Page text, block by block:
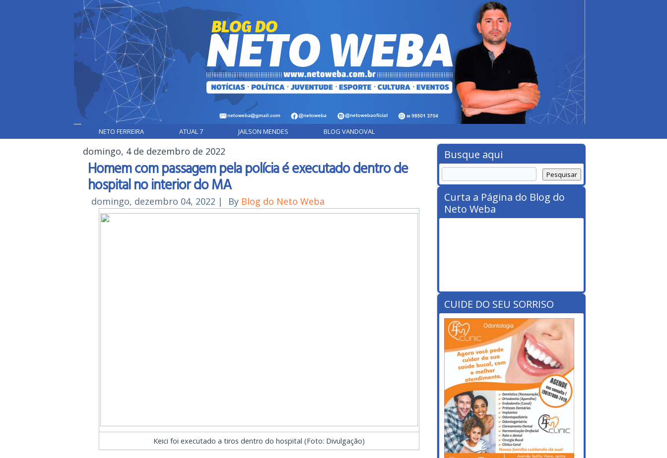
NETO FERREIRA ATUAL 7 JAILSON MENDES BLOG VANDOVAL
domingo, 4 de dezembro de 2022
Homem com passagem pela polícia é executado dentro de
hospital no interior do MA
domingo, dezembro 04, 2022 | By Blog do Neto Weba
Keici foi executado a tiros dentro do hospital (Foto: Divulgação)
Busque aqui
Curta a Página do Blog do
Neto Weba
CUIDE DO SEU SORRISO